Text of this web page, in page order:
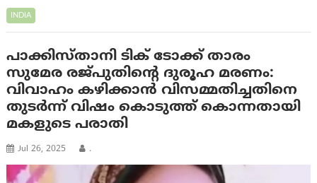
INDIA
പാക്കിസ്താനി ടിക് ടോക്ക് താരം
സുമേര രജ്പുതിന്റെ ദുരൂഹ മരണം:
വിവാഹം കഴിക്കാൻ വിസമ്മതിച്ചതിനെ
തുടർന്ന് വിഷം കൊടുത്ത് കൊന്നതായി
മകളുടെ പരാതി
Jul 26, 2025 .